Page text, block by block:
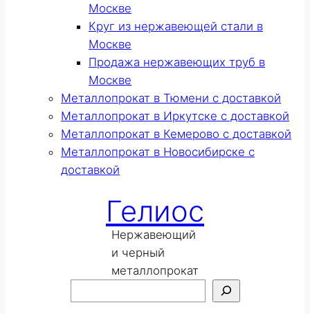
Москве
Круг из нержавеющей стали в
Москве
Продажа нержавеющих труб в
Москве
Металлопрокат в Тюмени с доставкой
Металлопрокат в Иркутске с доставкой
Металлопрокат в Кемерово с доставкой
Металлопрокат в Новосибирске с
доставкой
Гелиос
Нержавеющий
и черный
металлопрокат